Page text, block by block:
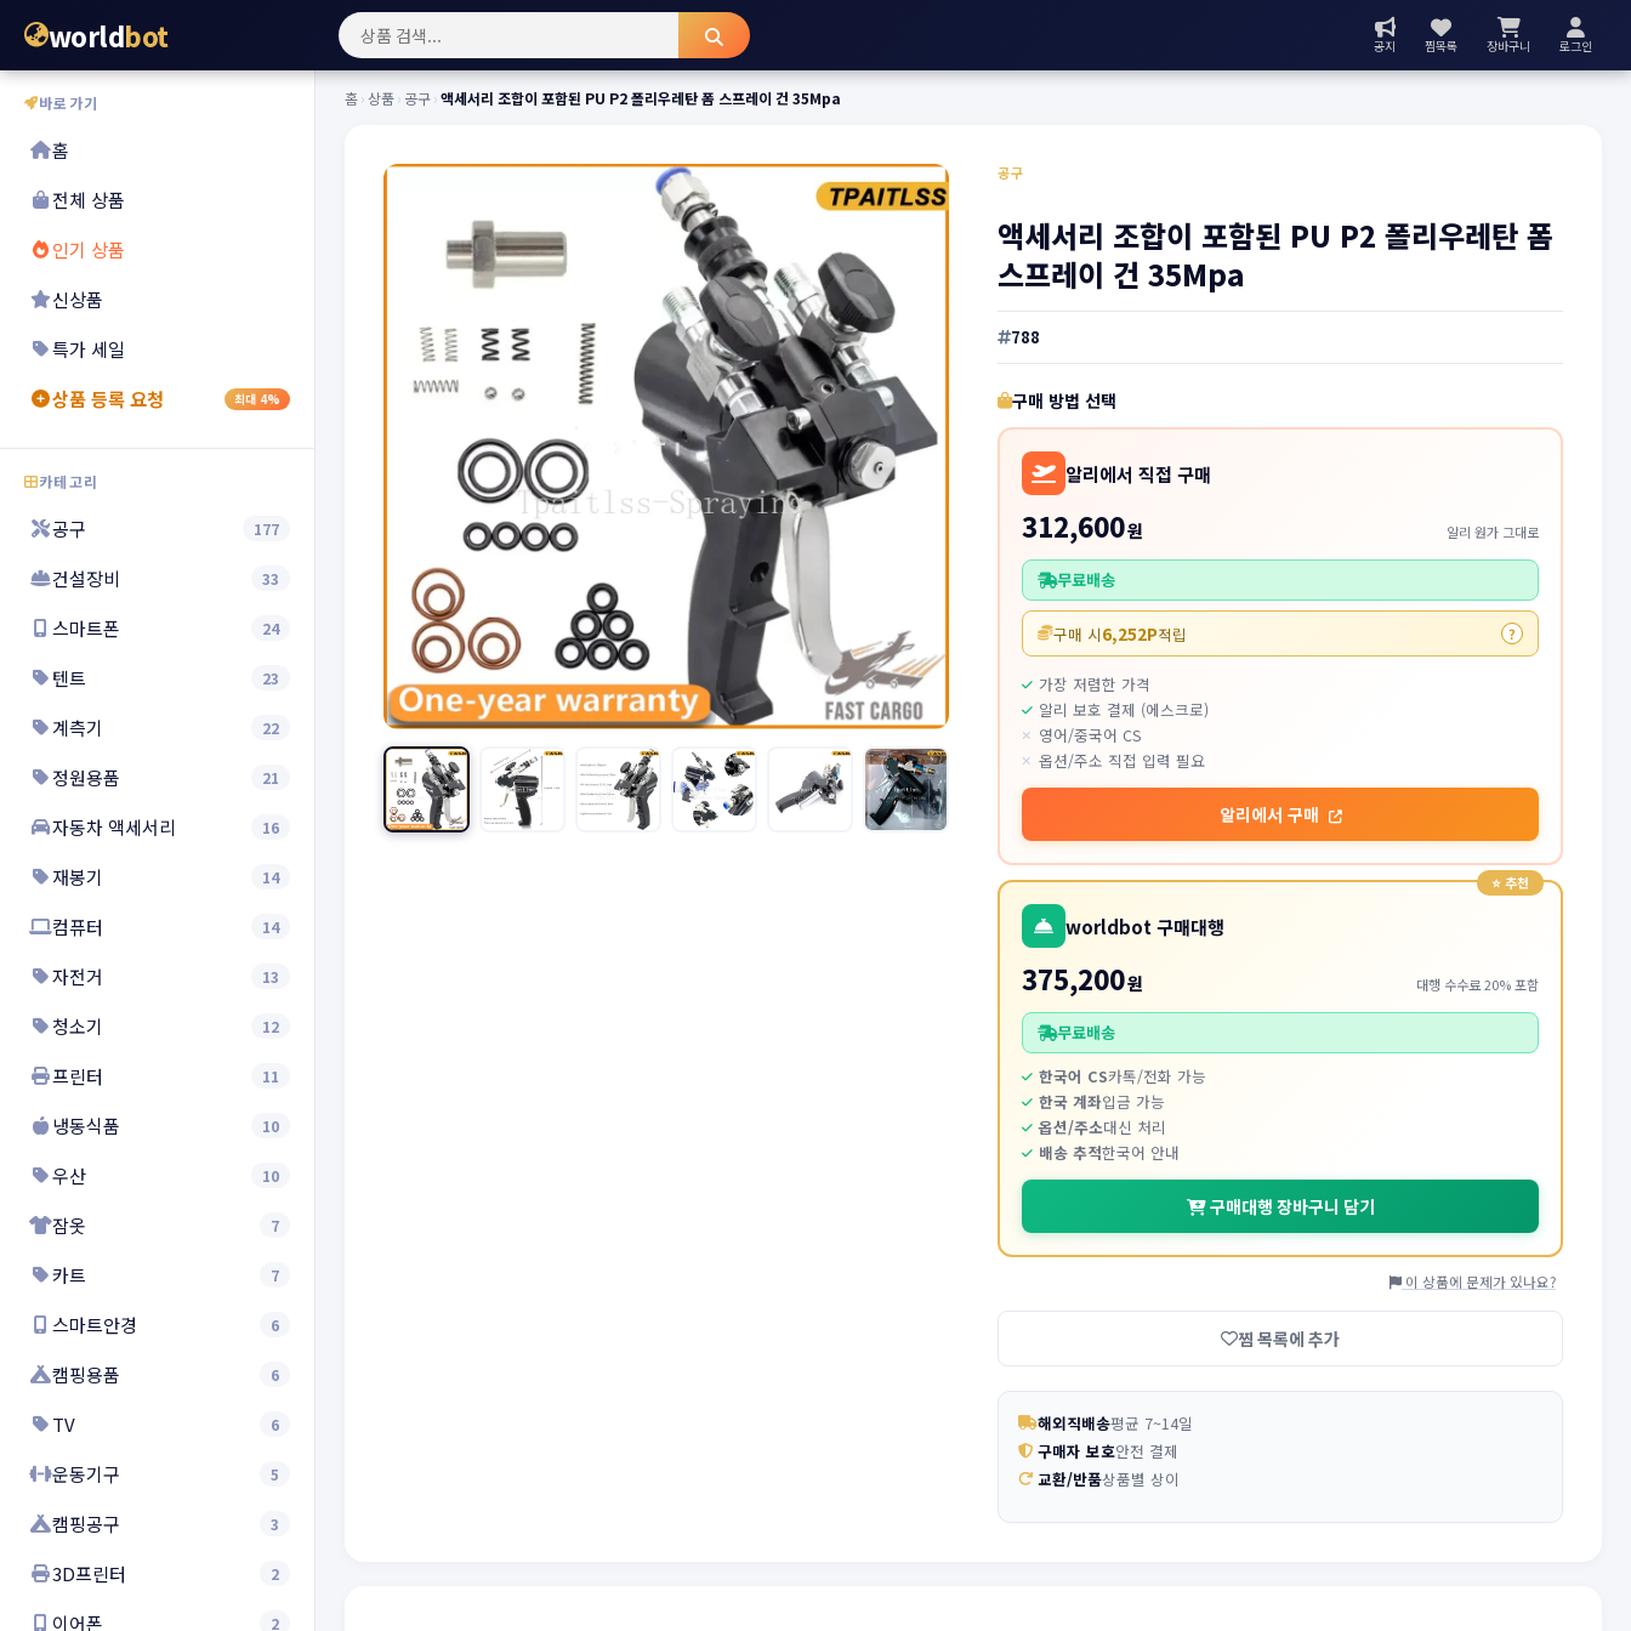
worldbot 공지 찜목록 장바구니 로그인
바로가기
홈
전체 상품
인기 상품
신상품
특가 세일
상품 등록 요청
최대 4%
카테고리
공구 177
건설장비 33
스마트폰 24
텐트 23
계측기 22
정원용품 21
자동차 액세서리 16
재봉기 14
컴퓨터 14
자전거 13
청소기 12
프린터 11
냉동식품 10
우산 10
잠옷 7
카트 7
스마트안경 6
캠핑용품 6
TV 6
운동기구 5
캠핑공구 3
3D프린터 2
이어폰 2
홈›상품› 공구›액세서리 조합이 포함된 PU P2 폴리우레탄 폼 스프레이 건 35Mpa
공구
액세서리 조합이 포함된 PU P2 폴리우레탄 폼
스프레이 건 35Mpa
788
구매 방법 선택
알리에서 직접 구매
312,600원 알리 원가 그대로
무료배송
구매 시6,252P적립 ?
가장 저렴한 가격
알리 보호 결제 (에스크로)
영어/중국어 CS
옵션/주소 직접 입력 필요
알리에서 구매
worldbot 구매대행
375,200원 대행 수수료 20% 포함
무료배송
한국어 CS카톡/전화 가능
한국 계좌입금 가능
옵션/주소대신 처리
배송 추적한국어 안내
구매대행 장바구니 담기
이 상품에 문제가 있나요?
찜 목록에 추가
해외직배송평균 7~14일
구매자 보호안전 결제
교환/반품상품별 상이